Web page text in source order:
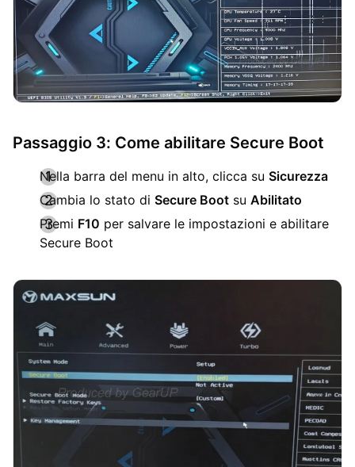
Passaggio 3: Come abilitare Secure Boot
Nella barra del menu in alto, clicca su Sicurezza
Cambia lo stato di Secure Boot su Abilitato
Premi F10 per salvare le impostazioni e abilitare
Secure Boot